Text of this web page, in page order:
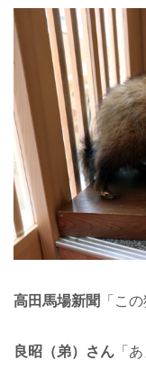
高田馬場新聞 「こ
良昭（弟）さん 「